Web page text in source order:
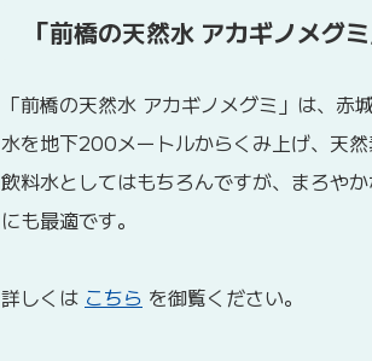
「前橋の天然水 アカギノメグ
「前橋の天然水 アカギノメグミ」は、
水を地下200メートルからくみ上げ、天
飲料水としてはもちろんですが、まろや
にも最適です。
詳しくは こちら を御覧ください。